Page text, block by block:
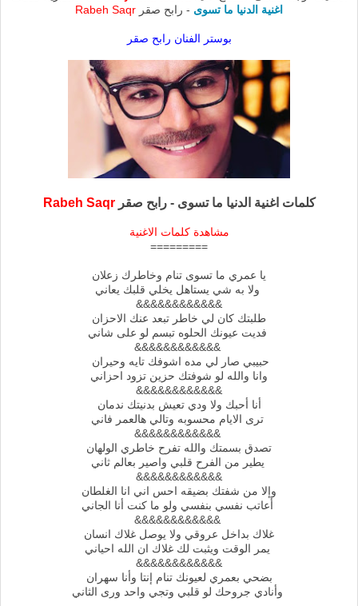
اغنية الدنيا ما تسوى - رابح صقر
بوستر الفنان رابح صقر
كلمات اغنية الدنيا ما تسوى - رابح صقر Rabeh Saqr
مشاهدة كلمات الاغنية
=========
يا عمري ما تسوى تنام وخاطرك زعلان
ولا به شي يستاهل يخلي قلبك يعاني
&&&&&&&&&&&&
طلبتك كان لي خاطر تبعد عنك الاحزان
فديت عيونك الحلوه تبسم لو على شاني
&&&&&&&&&&&&
حبيبي صار لي مده اشوفك تايه وحيران
وانا والله لو شوفتك حزين تزود احزاني
&&&&&&&&&&&&
أنا أحبك ولا ودي تعيش بدنيتك ندمان
ترى الايام محسوبه وتالي هالعمر فاني
&&&&&&&&&&&&
تصدق بسمتك والله تفرح خاطري الولهان
يطير من الفرح قلبي واصير بعالم ثاني
&&&&&&&&&&&&
وإلا من شفتك بضيقه احس اني انا الغلطان
أعاتب نفسي بنفسي ولو ما كنت أنا الجاني
&&&&&&&&&&&&
غلاك بداخل عروقي ولا يوصل غلاك انسان
يمر الوقت ويثبت لك غلاك ان الله احياني
&&&&&&&&&&&&
بضحي بعمري لعيونك تنام إنتا وأنا سهران
وأنادي جروحك لو قلبي وتجي واحد ورى الثاني